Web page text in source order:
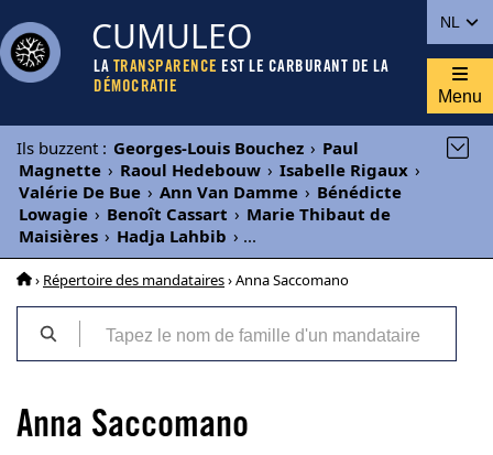
NL
CUMULEO
LA TRANSPARENCE EST LE CARBURANT DE LA
DÉMOCRATIE
Menu
Ils buzzent : Georges-Louis Bouchez › Paul
Magnette › Raoul Hedebouw › Isabelle Rigaux ›
Valérie De Bue › Ann Van Damme › Bénédicte
Lowagie › Benoît Cassart › Marie Thibaut de
Maisières › Hadja Lahbib › ...
› Répertoire des mandataires› Anna Saccomano
Anna Saccomano